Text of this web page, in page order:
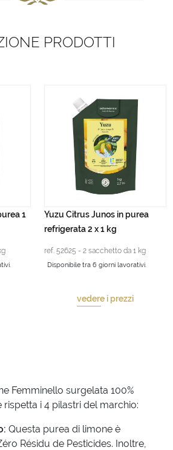
PRODOTTI
1
Yuzu Citrus Junos in purea
refrigerata 2 x 1 kg
ref. 52625 - 2 sacchetto da 1 kg
Disponibile tra 6 giorni lavorativi.
vedere i prezzi
Femminello surgelata 100%
i 4 pilastri del marchio:
Questa purea di limone è
Résidu de Pesticides. Inoltre,